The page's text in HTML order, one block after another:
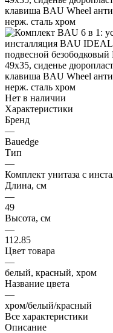
Нет в наличии
Характеристики
Бренд
—
Bauedge
Тип
—
Комплект унитаза c
Длина, см
—
49
Высота, см
—
112.85
Цвет товара
—
белый, красный, хром
Название цвета
—
хром/белый/красный
Все характеристики
Описание